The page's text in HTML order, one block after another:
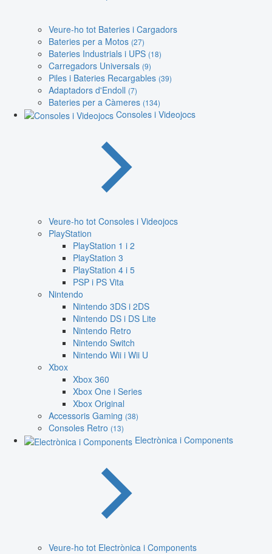
Veure-ho tot Bateries i Cargadors
Bateries per a Motos (27)
Bateries Industrials i UPS (18)
Carregadors Universals (9)
Piles i Bateries Recargables (39)
Adaptadors d'Endoll (7)
Bateries per a Càmeres (134)
Consoles i Videojocs
Veure-ho tot Consoles i Videojocs
PlayStation
PlayStation 1 i 2
PlayStation 3
PlayStation 4 i 5
PSP i PS Vita
Nintendo
Nintendo 3DS i 2DS
Nintendo DS i DS Lite
Nintendo Retro
Nintendo Switch
Nintendo Wii i Wii U
Xbox
Xbox 360
Xbox One i Series
Xbox Original
Accessoris Gaming (38)
Consoles Retro (13)
Electrònica i Components
Veure-ho tot Electrònica i Components